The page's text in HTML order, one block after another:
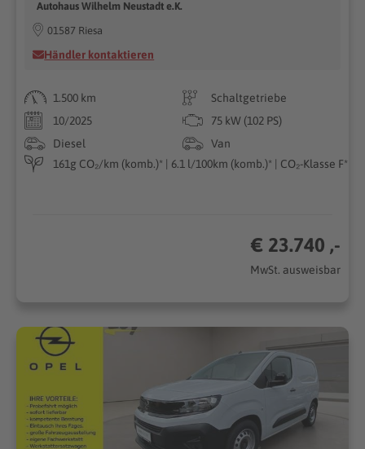
Autohaus Wilhelm Neustadt e.K.
01587 Riesa
Händler kontaktieren
1.500 km
Schaltgetriebe
10/2025
75 kW (102 PS)
Diesel
Van
161g CO₂/km (komb.)* | 6.1 l/100km (komb.)* | CO₂-Klasse F*
€ 23.740 ,-
MwSt. ausweisbar